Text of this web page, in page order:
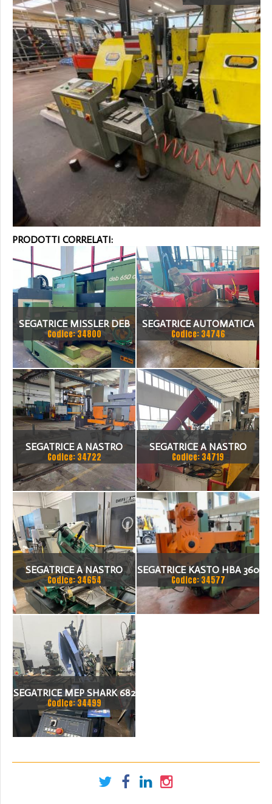
PRODOTTI CORRELATI:
SEGATRICE MISSLER DEB
650 CE
Codice: 34800
SEGATRICE AUTOMATICA
BTM A TAGLIO A GRADI
Codice: 34746
SEGATRICE A NASTRO
AUTOMATICA FIS 500
Codice: 34722
SEGATRICE A NASTRO
BIANCO/BTM 50.33 CNC
Codice: 34719
SEGATRICE A NASTRO
BROWN 270/S
Codice: 34654
SEGATRICE KASTO HBA 360
AU NUMERO DI SERIE 108
Codice: 34577
SEGATRICE MEP SHARK 682
Codice: 34499